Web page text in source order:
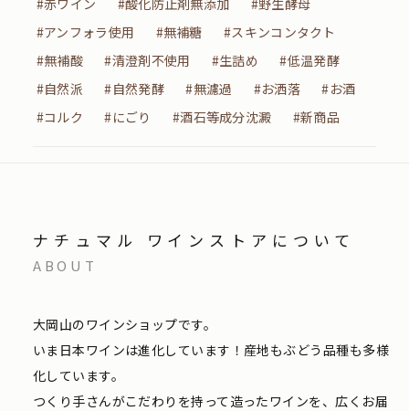
#赤ワイン #酸化防止剤無添加
#野生酵母
#アンフォラ使用
#無補糖
#スキンコンタクト
#無補酸
#清澄剤不使用 #生詰め
#低温発酵
#自然派
#自然発酵 #無濾過 #お洒落
#お酒
#コルク
#にごり #酒石等成分沈澱 #新商品
ナチュマル ワインストアについて
ABOUT
大岡山のワインショップです。
いま日本ワインは進化しています！産地もぶどう品種も多様
化しています。
つくり手さんがこだわりを持って造ったワインを、広くお届